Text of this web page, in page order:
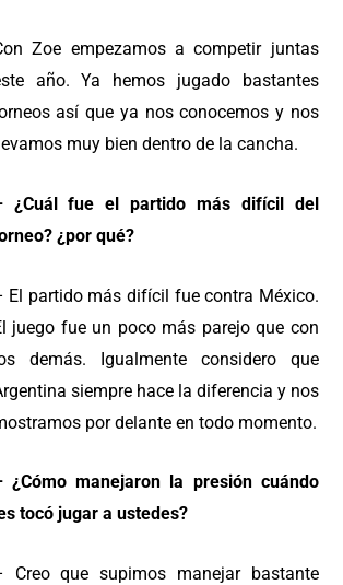
Zoe empezamos a competir juntas
año. Ya hemos jugado bastantes
así que ya nos conocemos y nos
llevamos muy bien dentro de la cancha.
¿Cuál fue el partido más difícil del
¿por qué?
⁠El partido más difícil fue contra México.
juego fue un poco más parejo que con
demás. Igualmente considero que
siempre hace la diferencia y nos
por delante en todo momento.
¿Cómo manejaron la presión cuándo
tocó jugar a ustedes?
⁠Creo que supimos manejar bastante